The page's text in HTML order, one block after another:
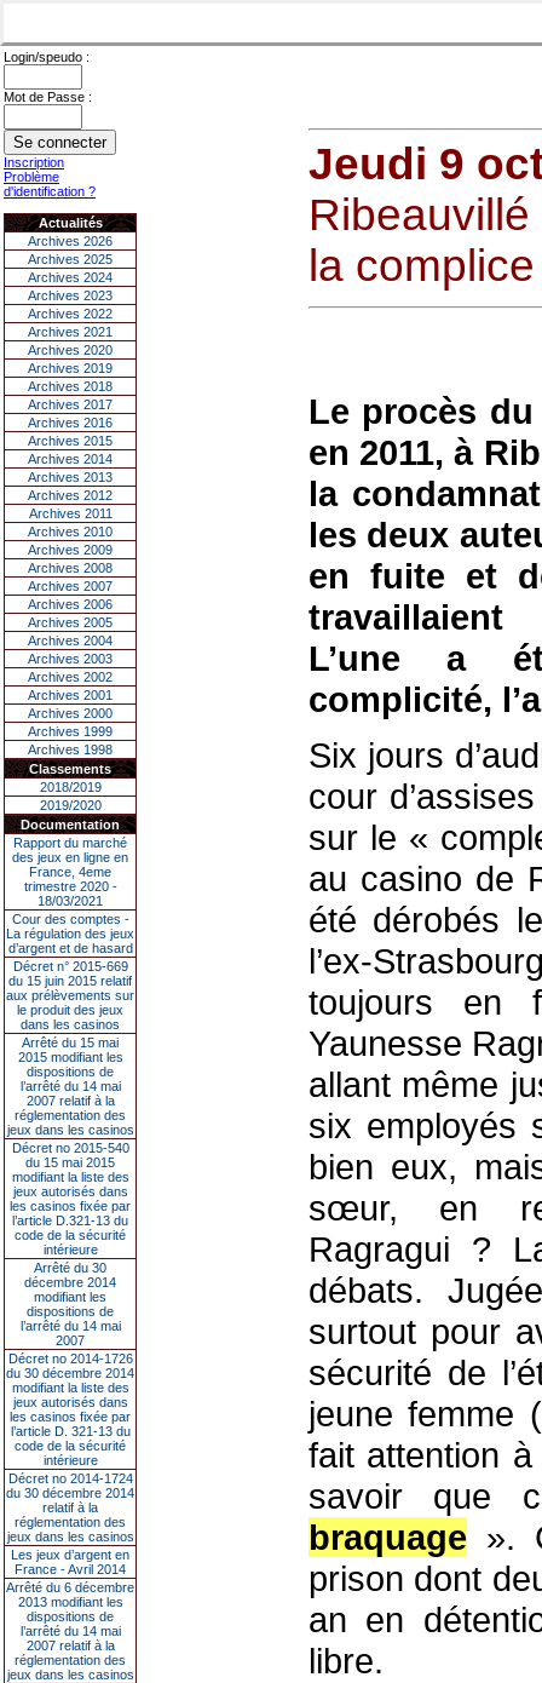
Login/speudo :
Mot de Passe :
Inscription
Problème
d'identification ?
Actualités
Archives 2026
Archives 2025
Archives 2024
Archives 2023
Archives 2022
Archives 2021
Archives 2020
Archives 2019
Archives 2018
Archives 2017
Archives 2016
Archives 2015
Archives 2014
Archives 2013
Archives 2012
Archives 2011
Archives 2010
Archives 2009
Archives 2008
Archives 2007
Archives 2006
Archives 2005
Archives 2004
Archives 2003
Archives 2002
Archives 2001
Archives 2000
Archives 1999
Archives 1998
Classements
2018/2019
2019/2020
Documentation
Rapport du marché
des jeux en ligne en
France, 4eme
trimestre 2020 -
18/03/2021
Cour des comptes -
La régulation des jeux
d’argent et de hasard
Décret n° 2015-669
du 15 juin 2015 relatif
aux prélèvements sur
le produit des jeux
dans les casinos
Arrêté du 15 mai
2015 modifiant les
dispositions de
l’arrêté du 14 mai
2007 relatif à la
réglementation des
jeux dans les casinos
Décret no 2015-540
du 15 mai 2015
modifiant la liste des
jeux autorisés dans
les casinos fixée par
l’article D.321-13 du
code de la sécurité
intérieure
Arrêté du 30
décembre 2014
modifiant les
dispositions de
l’arrêté du 14 mai
2007
Décret no 2014-1726
du 30 décembre 2014
modifiant la liste des
jeux autorisés dans
les casinos fixée par
l’article D. 321-13 du
code de la sécurité
intérieure
Décret no 2014-1724
du 30 décembre 2014
relatif à la
réglementation des
jeux dans les casinos
Les jeux d’argent en
France - Avril 2014
Arrêté du 6 décembre
2013 modifiant les
dispositions de
l’arrêté du 14 mai
2007 relatif à la
réglementation des
jeux dans les casinos
Jeudi 9
la
Le procès
en 2011, à
la
les deux
en fuite et
travaillaient
L’une a
complicité,
Six jours
cour
sur le «
au casino de
été dérobés
l’ex-
toujours en
Yaunesse
allant même
six employés
bien eux,
sœur, en
Ragragui ?
débats.
surtout pour
sécurité de
jeune femme
fait attention
savoir que
braquage ».
prison dont
an en
libre.